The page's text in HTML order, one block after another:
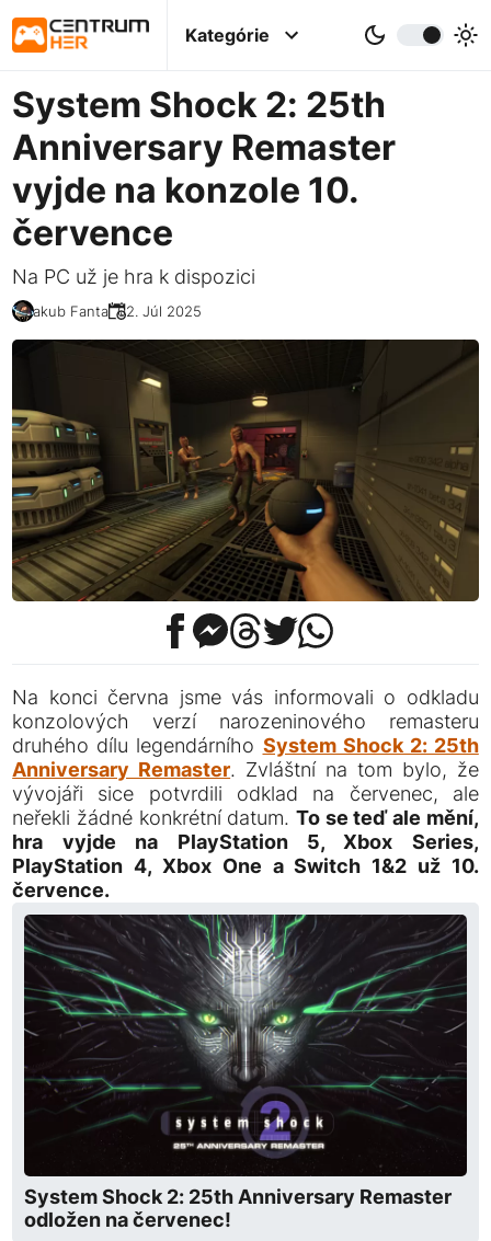
Kategórie
System Shock 2: 25th
Anniversary Remaster
vyjde na konzole 10.
července
Na PC už je hra k dispozici
Jakub Fanta 02. Júl 2025
Na konci června jsme vás informovali o odkladu
konzolových verzí narozeninového remasteru
druhého dílu legendárního System Shock 2: 25th
Anniversary Remaster. Zvláštní na tom bylo, že
vývojáři sice potvrdili odklad na červenec, ale
neřekli žádné konkrétní datum. To se teď ale mění,
hra vyjde na PlayStation 5, Xbox Series,
PlayStation 4, Xbox One a Switch 1&2 už 10.
července.
System Shock 2: 25th Anniversary Remaster
odložen na červenec!